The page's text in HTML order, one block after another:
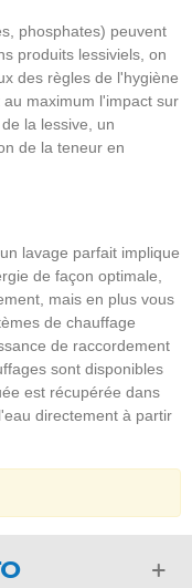
phosphates) peuvent
produits lessiviels, on
des règles de l'hygiène
maximum l'impact sur
la lessive, un
de la teneur en
lavage parfait implique
de façon optimale,
mais en plus vous
de chauffage
de raccordement
sont disponibles
est récupérée dans
directement à partir